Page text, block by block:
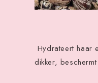
Hydrateert haar
dikker,